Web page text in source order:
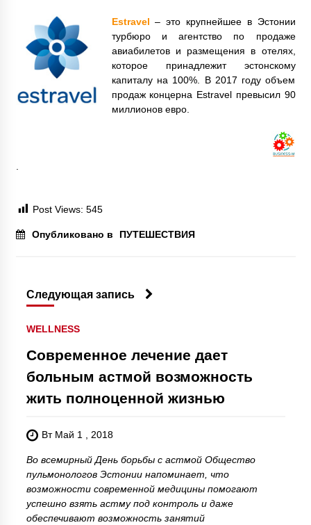
Estravel – это крупнейшее в Эстонии
турбюро и агентство по продаже
авиабилетов и размещения в отелях,
которое принадлежит эстонскому
капиталу на 100%. В 2017 году объем
продаж концерна Estravel превысил 90
миллионов евро.
Post Views: 545
Опубликовано в ПУТЕШЕСТВИЯ
Следующая запись
WELLNESS
Современное лечение дает
больным астмой возможность
жить полноценной жизнью
Вт Май 1 , 2018
Во всемирный День борьбы с астмой Общество
пульмонологов Эстонии напоминает, что
возможности современной медицины помогают
успешно взять астму под контроль и даже
обеспечивают возможность занятий